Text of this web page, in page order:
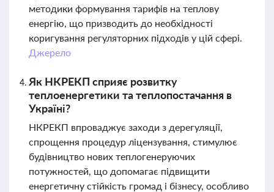
методики формування тарифів на теплову
енергію, що призводить до необхідності
коригування регуляторних підходів у цій сфері.
Джерело
Як НКРЕКП сприяє розвитку
теплоенергетики та теплопостачання в
Україні?
НКРЕКП впроваджує заходи з дерегуляції,
спрощення процедур ліцензування, стимулює
будівництво нових теплогенеруючих
потужностей, що допомагає підвищити
енергетичну стійкість громад і бізнесу, особливо